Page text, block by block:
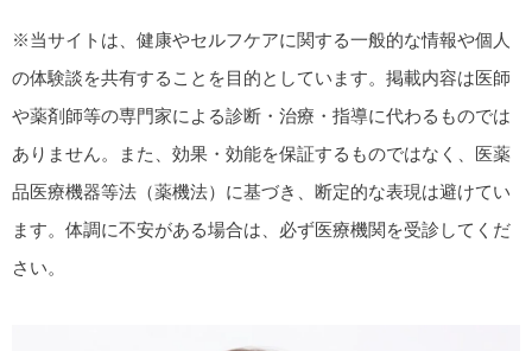
※当サイトは、健康やセルフケアに関する一般的な情報や個人
の体験談を共有することを目的としています。掲載内容は医師
や薬剤師等の専門家による診断・治療・指導に代わるものでは
ありません。また、効果・効能を保証するものではなく、医薬
品医療機器等法（薬機法）に基づき、断定的な表現は避けてい
ます。体調に不安がある場合は、必ず医療機関を受診してくだ
さい。